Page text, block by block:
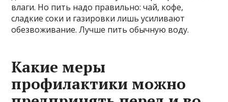
влаги. Но пить надо правильно: чай, кофе,
сладкие соки и газировки лишь усиливают
обезвоживание. Лучше пить обычную воду.
Какие меры
профилактики можно